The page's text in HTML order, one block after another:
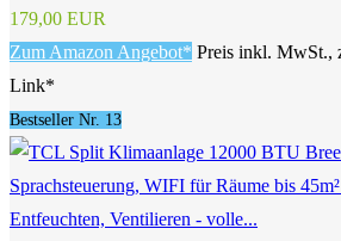
179,00 EUR
Zum Amazon Angebot* Preis inkl. MwSt.,
Link*
Bestseller Nr. 13